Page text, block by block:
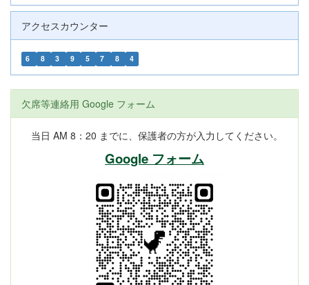
アクセスカウンター
6 8 3 9 5 7 8 4
欠席等連絡用 Google フォーム
当日 AM 8：20 までに、保護者の方が入力してください。
Google フォーム